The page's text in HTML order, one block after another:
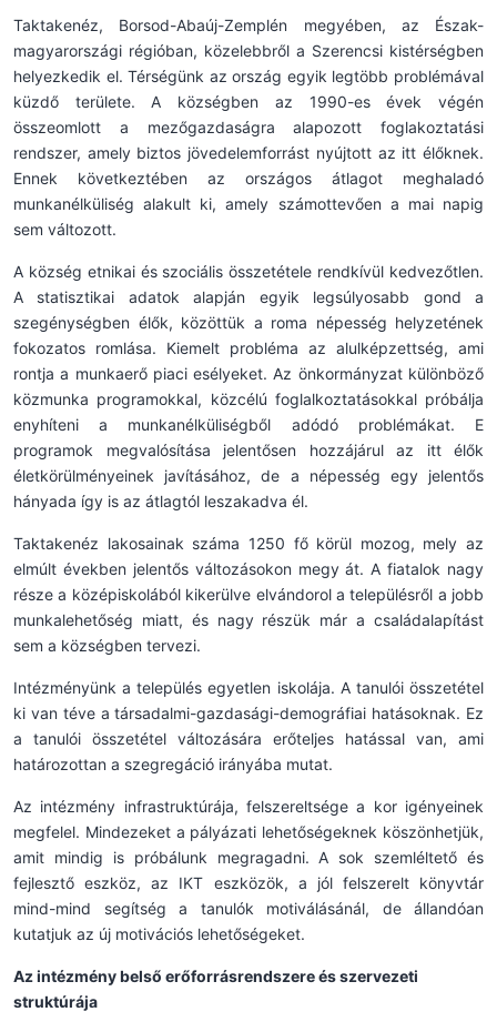
Taktakenéz, Borsod-Abaúj-Zemplén megyében, az Észak-
magyarországi régióban, közelebbről a Szerencsi kistérségben
helyezkedik el. Térségünk az ország egyik legtöbb problémával
küzdő területe. A községben az 1990-es évek végén
összeomlott a mezőgazdaságra alapozott foglakoztatási
rendszer, amely biztos jövedelemforrást nyújtott az itt élőknek.
Ennek következtében az országos átlagot meghaladó
munkanélküliség alakult ki, amely számottevően a mai napig
sem változott.
A község etnikai és szociális összetétele rendkívül kedvezőtlen.
A statisztikai adatok alapján egyik legsúlyosabb gond a
szegénységben élők, közöttük a roma népesség helyzetének
fokozatos romlása. Kiemelt probléma az alulképzettség, ami
rontja a munkaerő piaci esélyeket. Az önkormányzat különböző
közmunka programokkal, közcélú foglalkoztatásokkal próbálja
enyhíteni a munkanélküliségből adódó problémákat. E
programok megvalósítása jelentősen hozzájárul az itt élők
életkörülményeinek javításához, de a népesség egy jelentős
hányada így is az átlagtól leszakadva él.
Taktakenéz lakosainak száma 1250 fő körül mozog, mely az
elmúlt években jelentős változásokon megy át. A fiatalok nagy
része a középiskolából kikerülve elvándorol a településről a jobb
munkalehetőség miatt, és nagy részük már a családalapítást
sem a községben tervezi.
Intézményünk a település egyetlen iskolája. A tanulói összetétel
ki van téve a társadalmi-gazdasági-demográfiai hatásoknak. Ez
a tanulói összetétel változására erőteljes hatással van, ami
határozottan a szegregáció irányába mutat.
Az intézmény infrastruktúrája, felszereltsége a kor igényeinek
megfelel. Mindezeket a pályázati lehetőségeknek köszönhetjük,
amit mindig is próbálunk megragadni. A sok szemléltető és
fejlesztő eszköz, az IKT eszközök, a jól felszerelt könyvtár
mind-mind segítség a tanulók motiválásánál, de állandóan
kutatjuk az új motivációs lehetőségeket.
Az intézmény belső erőforrásrendszere és szervezeti
struktúrája